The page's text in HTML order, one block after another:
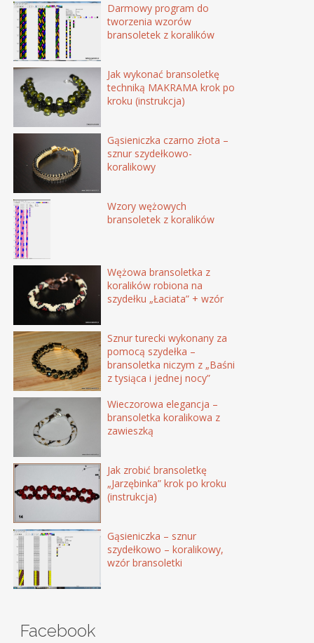
Darmowy program do
tworzenia wzorów
bransoletek z koralików
Jak wykonać bransoletkę
techniką MAKRAMA krok po
kroku (instrukcja)
Gąsieniczka czarno złota –
sznur szydełkowo-
koralikowy
Wzory wężowych
bransoletek z koralików
Wężowa bransoletka z
koralików robiona na
szydełku „Łaciata” + wzór
Sznur turecki wykonany za
pomocą szydełka –
bransoletka niczym z „Baśni
z tysiąca i jednej nocy”
Wieczorowa elegancja –
bransoletka koralikowa z
zawieszką
Jak zrobić bransoletkę
„Jarzębinka” krok po kroku
(instrukcja)
Gąsieniczka – sznur
szydełkowo – koralikowy,
wzór bransoletki
Facebook